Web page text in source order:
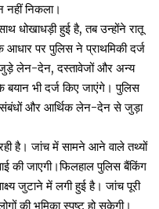
नहीं निकला।
धोखाधड़ी हुई है, तब उन्होंने रातू
पर पुलिस ने प्राथमिकी दर्ज
लेन-देन, दस्तावेजों और अन्य
के बयान भी दर्ज किए जाएंगे। पुलिस
संबंधों और आर्थिक लेन-देन से जुड़ा
है। जांच में सामने आने वाले तथ्यों
की जाएगी।फिलहाल पुलिस बैंकिंग
जुटाने में लगी हुई है। जांच पूरी
की भूमिका स्पष्ट हो सकेगी।